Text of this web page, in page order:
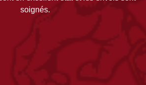
soignés.